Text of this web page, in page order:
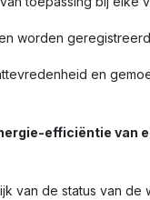
worden
en
efficiëntie van
van de status van